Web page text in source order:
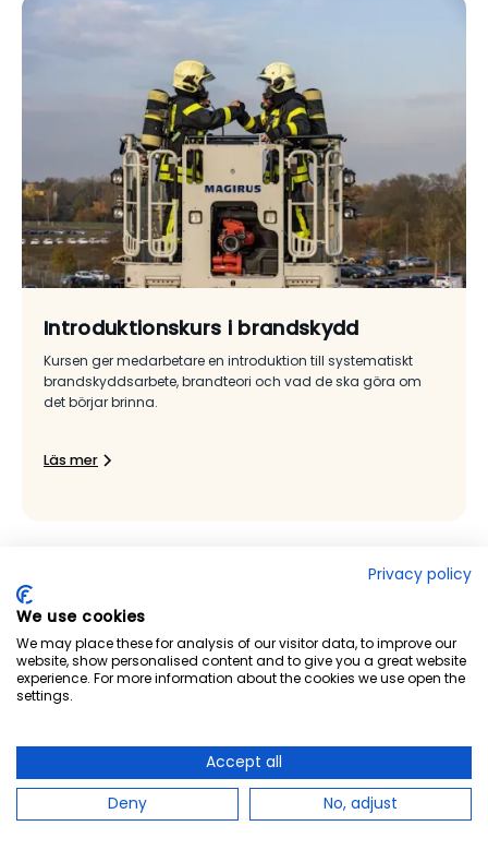
Introduktionskurs i brandskydd
Kursen ger medarbetare en introduktion till systematiskt
brandskyddsarbete, brandteori och vad de ska göra om
det börjar brinna.
Läs mer
Privacy policy
We use cookies
We may place these for analysis of our visitor data, to improve our
website, show personalised content and to give you a great website
experience. For more information about the cookies we use open the
settings.
Accept all
Deny
No, adjust